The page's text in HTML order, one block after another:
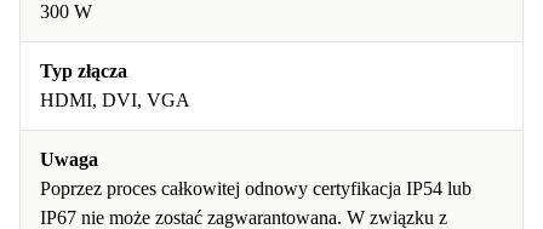
300 W
Typ złącza
HDMI, DVI, VGA
Uwaga
Poprzez proces całkowitej odnowy certyfikacja IP54 lub
IP67 nie może zostać zagwarantowana. W związku z